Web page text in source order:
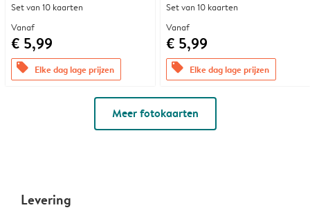
Set van 10 kaarten
Vanaf
€ 5,99
offers Elke dag lage prijzen
Set van 10 kaarten
Vanaf
€ 5,99
offers Elke dag lage prijzen
Meer fotokaarten
Levering